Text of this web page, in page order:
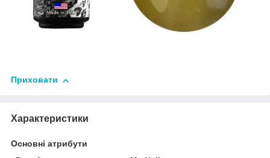
Приховати
Характеристики
Основні атрибути